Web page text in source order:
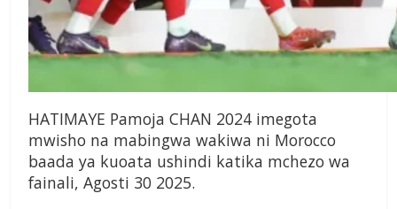
HATIMAYE Pamoja CHAN 2024 imegota
mwisho na mabingwa wakiwa ni Morocco
baada ya kuoata ushindi katika mchezo wa
fainali, Agosti 30 2025.